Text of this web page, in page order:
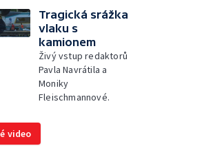
Tragická srážka
vlaku s
kamionem
Živý vstup redaktorů
Pavla Navrátila a
Moniky
Fleischmannové.
video